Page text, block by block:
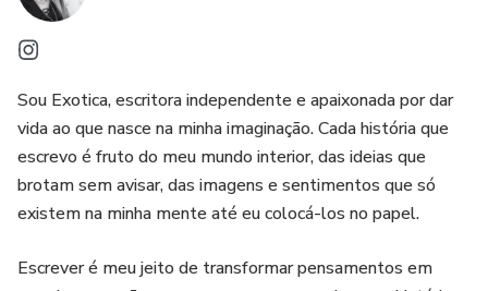
Sou Exotica, escritora independente e apaixonada por dar
vida ao que nasce na minha imaginação. Cada história que
escrevo é fruto do meu mundo interior, das ideias que
brotam sem avisar, das imagens e sentimentos que só
existem na minha mente até eu colocá-los no papel.
Escrever é meu jeito de transformar pensamentos em